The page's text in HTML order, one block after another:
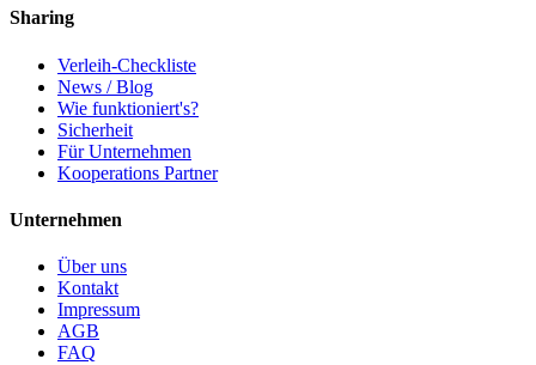
Sharing
Verleih-Checkliste
News / Blog
Wie funktioniert's?
Sicherheit
Für Unternehmen
Kooperations Partner
Unternehmen
Über uns
Kontakt
Impressum
AGB
FAQ